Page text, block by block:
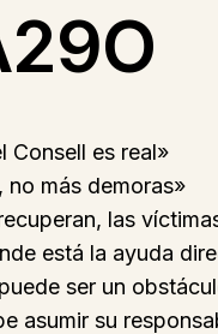
Consell es real»
no más demoras»
las
está la ayuda
ser un
asumir su